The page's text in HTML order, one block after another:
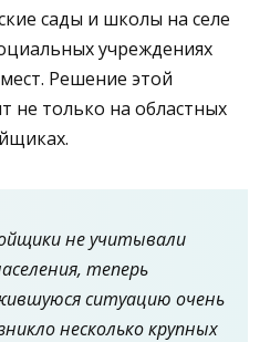
сады и школы на селе
учреждениях
Решение этой
не только на областных
не учитывали
теперь
ситуацию очень
несколько крупных